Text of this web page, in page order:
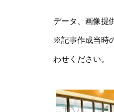
データ、画像提
※記事作成当時
わせください。